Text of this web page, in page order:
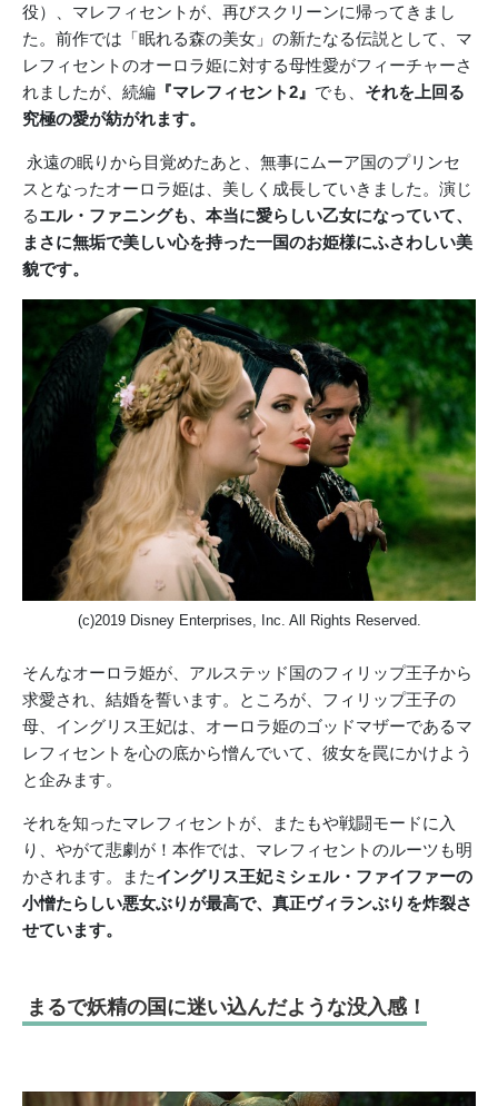
役）、マレフィセントが、再びスクリーンに帰ってきまし
た。前作では「眠れる森の美女」の新たなる伝説として、マ
レフィセントのオーロラ姫に対する母性愛がフィーチャーさ
れましたが、続編 『マレフィセント2 』 でも、 それを上回る
究極の愛が紡がれます。
永遠の眠りから目覚めたあと、無事にムーア国のプリンセ
スとなったオーロラ姫は、美しく成長していきました。演じ
るエル・ファニングも、本当に愛らしい乙女になっていて、
まさに無垢で美しい心を持った一国のお姫様にふさわしい美
貌です。
(c)2019 Disney Enterprises, Inc. All Rights Reserved.
そんなオーロラ姫が、アルステッド国のフィリップ王子から
求愛され、結婚を誓います。ところが、フィリップ王子の
母、イングリス王妃は、オーロラ姫のゴッドマザーであるマ
レフィセントを心の底から憎んでいて、彼女を罠にかけよう
と企みます。
それを知ったマレフィセントが、またもや戦闘モードに入
り、やがて悲劇が！本作では、マレフィセントのルーツも明
かされます。またイングリス王妃ミシェル・ファイファーの
小憎たらしい悪女ぶりが最高で、真正ヴィランぶりを炸裂さ
せています。
まるで妖精の国に迷い込んだような没入感！